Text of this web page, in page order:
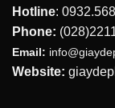
Hotline:
Phone:
Email:
Website: